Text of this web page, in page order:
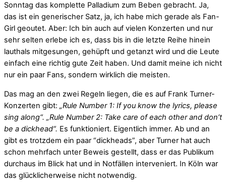
Sonntag das komplette Palladium zum Beben gebracht. Ja,
das ist ein generischer Satz, ja, ich habe mich gerade als Fan-
Girl geoutet. Aber: Ich bin auch auf vielen Konzerten und nur
sehr selten erlebe ich es, dass bis in die letzte Reihe hinein
lauthals mitgesungen, gehüpft und getanzt wird und die Leute
einfach eine richtig gute Zeit haben. Und damit meine ich nicht
nur ein paar Fans, sondern wirklich die meisten.
Das mag an den zwei Regeln liegen, die es auf Frank Turner-
Konzerten gibt: „Rule Number 1: If you know the lyrics, please
sing along“. „Rule Number 2: Take care of each other and don’t
be a dickhead“. Es funktioniert. Eigentlich immer. Ab und an
gibt es trotzdem ein paar “dickheads”, aber Turner hat auch
schon mehrfach unter Beweis gestellt, dass er das Publikum
durchaus im Blick hat und in Notfällen interveniert. In Köln war
das glücklicherweise nicht notwendig.